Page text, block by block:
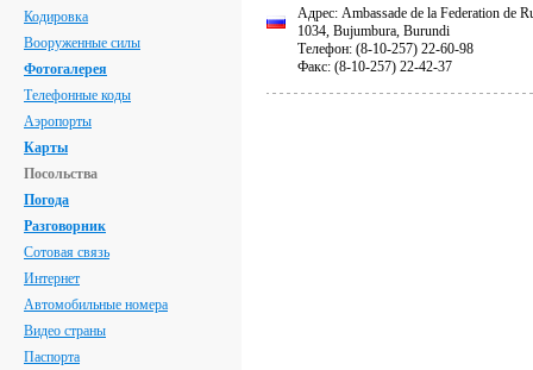
Кодировка
Вооруженные силы
Фотогалерея
Телефонные коды
Аэропорты
Карты
Посольства
Погода
Разговорник
Сотовая связь
Интернет
Автомобильные номера
Видео страны
Паспорта
Адрес: Ambassade de la Federation de
1034, Bujumbura, Burundi
Телефон: (8-10-257) 22-60-98
Факс: (8-10-257) 22-42-37